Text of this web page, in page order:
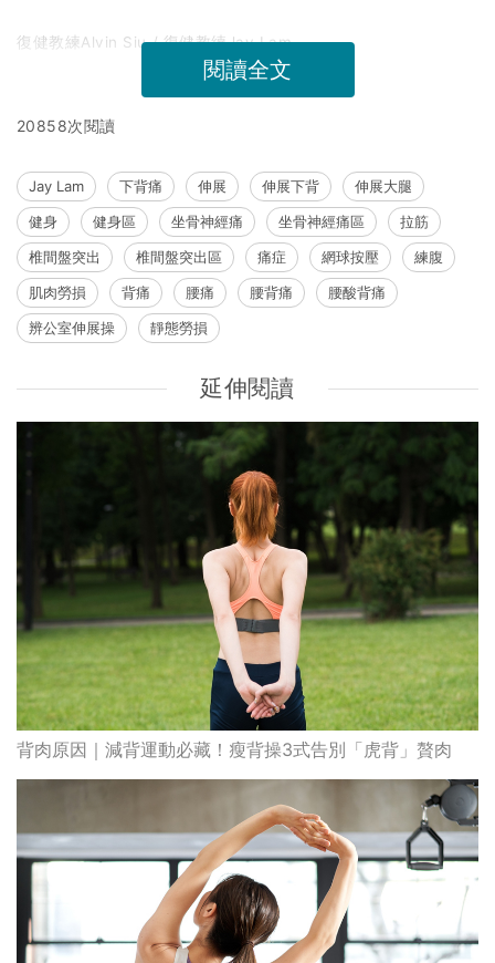
復健教練Alvin Siu / 復健教練Jay Lam
閱讀全文
20858次閱讀
Jay Lam 下背痛 伸展 伸展下背
伸展大腿
健身
健身區 坐骨神經痛 坐骨神經痛區
拉筋
椎間盤突出
椎間盤突出區 痛症 網球按壓
練腹
肌肉勞損
背痛 腰痛 腰背痛
腰酸背痛
辨公室伸展操
靜態勞損
延伸閱讀
背肉原因｜減背運動必藏！瘦背操3式告別「虎背」贅肉